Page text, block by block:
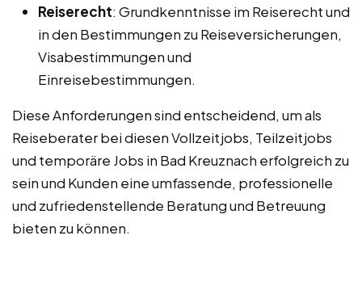
Reiserecht: Grundkenntnisse im Reiserecht und
in den Bestimmungen zu Reiseversicherungen,
Visabestimmungen und
Einreisebestimmungen.
Diese Anforderungen sind entscheidend, um als
Reiseberater bei diesen Vollzeitjobs, Teilzeitjobs
und temporäre Jobs in Bad Kreuznach erfolgreich zu
sein und Kunden eine umfassende, professionelle
und zufriedenstellende Beratung und Betreuung
bieten zu können.